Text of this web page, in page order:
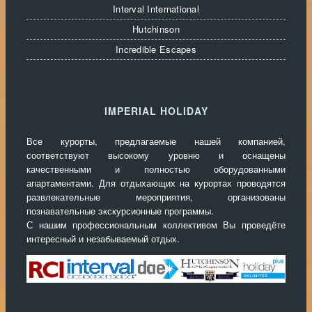
кондиционер. В ванной комнате есть ванная и
бесплатные полотенца. Постельное белье
меняется раз в неделю, а полотенца меняются
каждые два дня. Апартаменты имеют балкон или
С отдыхающихстарше 16 лет взимается налог на
пребывание в туристических учреждениях Каталонии в
Interval International
Hutchinson
Incredible Escapes
IMPERIAL HOLIDAY
Все курорты, предлагаемые нашей компанией,
соответствуют высокому уровню и оснащены
качественными и полностью оборудованными
апартаментами. Для отдыхающих на курортах проводятся
развлекательные мероприятия, организованы
познавательные экскурсионные программы.
С нашим профессиональным коллективом Вы проведёте
интересный и незабываемый отдых.